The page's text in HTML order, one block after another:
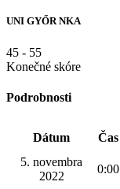
UNI GYŐR NKA
45 - 55
Konečné skóre
Podrobnosti
Dátum Čas
5. novembra
2022
0:00